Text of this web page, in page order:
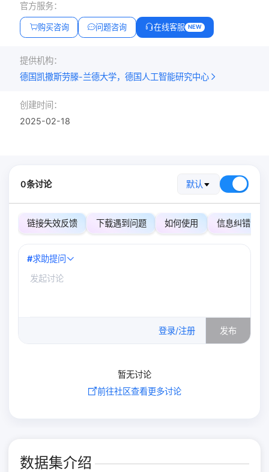
官方服务：
购买咨询 问题咨询 在线客服 NEW
提供机构：
德国凯撒斯劳滕-兰德大学，德国人工智能研究中心
创建时间：
2025-02-18
0条讨论 默认
链接失效反馈 下载遇到问题 如何使用 信息纠错
#求助提问
登录/注册 发布
暂无讨论
前往社区查看更多讨论
数据集介绍